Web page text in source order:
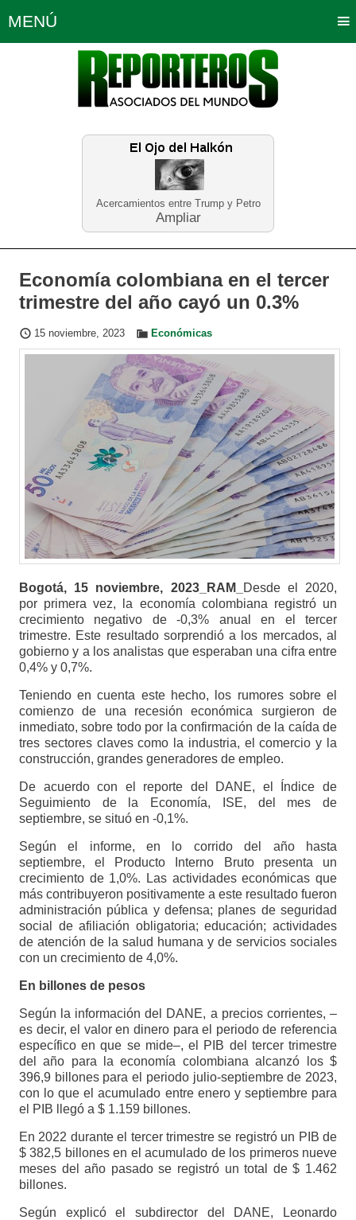
Acercamientos entre Trump y Petro
Ampliar
MENÚ
Política Opinión Bogotá
Planeta Tierra Deportes
Educación Neira
Economía colombiana en el tercer
trimestre del año cayó un 0.3%
15 noviembre, 2023 Económicas
Bogotá, 15 noviembre, 2023_RAM_
Desde el 2020,
por primera vez, la economía colombiana registró un
crecimiento negativo de -0,3% anual en el tercer
trimestre. Este resultado sorprendió a los mercados, al
gobierno y a los analistas que esperaban una cifra entre
0,4% y 0,7%.
Teniendo en cuenta este hecho, los rumores sobre el
comienzo de una recesión económica surgieron de
inmediato, sobre todo por la confirmación de la caída de
tres sectores claves como la industria, el comercio y la
construcción, grandes generadores de empleo.
De acuerdo con el reporte del DANE, el Índice de
Seguimiento de la Economía, ISE, del mes de
septiembre, se situó en -0,1%.
Según el informe, en lo corrido del año hasta
septiembre, el Producto Interno Bruto presenta un
crecimiento de 1,0%. Las actividades económicas que
más contribuyeron positivamente a este resultado fueron
administración pública y defensa; planes de seguridad
social de afiliación obligatoria; educación; actividades
de atención de la salud humana y de servicios sociales
con un crecimiento de 4,0%.
En billones de pesos
Según la información del DANE, a precios corrientes, ‒
es decir, el valor en dinero para el periodo de referencia
específico en que se mide‒, el PIB del tercer trimestre
del año para la economía colombiana alcanzó los $
396,9 billones para el periodo julio-septiembre de 2023,
con lo que el acumulado entre enero y septiembre para
el PIB llegó a $ 1.159 billones.
En 2022 durante el tercer trimestre se registró un PIB de
$ 382,5 billones en el acumulado de los primeros nueve
meses del año pasado se registró un total de $ 1.462
billones.
Según explicó el subdirector del DANE, Leonardo